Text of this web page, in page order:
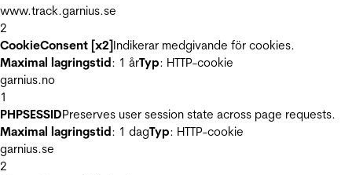
www.track.garnius.se
2
CookieConsent [x2]Indikerar medgivande för cookies.
Maximal lagringstid: 1 årTyp: HTTP-cookie
garnius.no
1
PHPSESSIDPreserves user session state across page requests.
Maximal lagringstid: 1 dagTyp: HTTP-cookie
garnius.se
2